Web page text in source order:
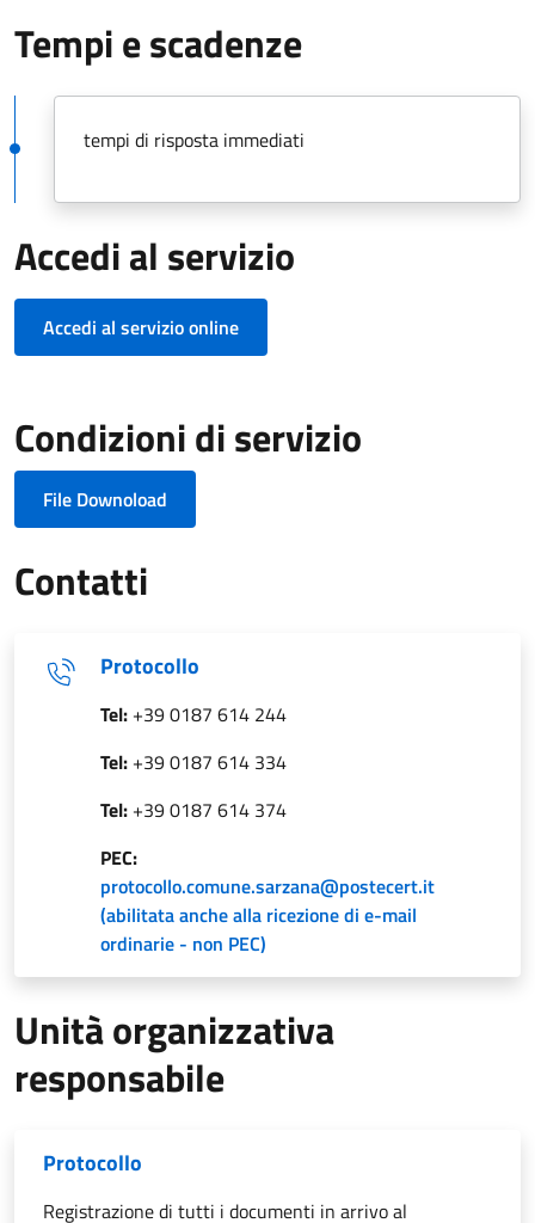
Tempi e scadenze
tempi di risposta immediati
Accedi al servizio
Accedi al servizio online
Condizioni di servizio
File Downoload
Contatti
Protocollo
Tel: +39 0187 614 244
Tel: +39 0187 614 334
Tel: +39 0187 614 374
PEC:
protocollo.comune.sarzana@postecert.it
(abilitata anche alla ricezione di e-mail
ordinarie - non PEC)
Unità organizzativa
responsabile
Protocollo
Registrazione di tutti i documenti in arrivo al